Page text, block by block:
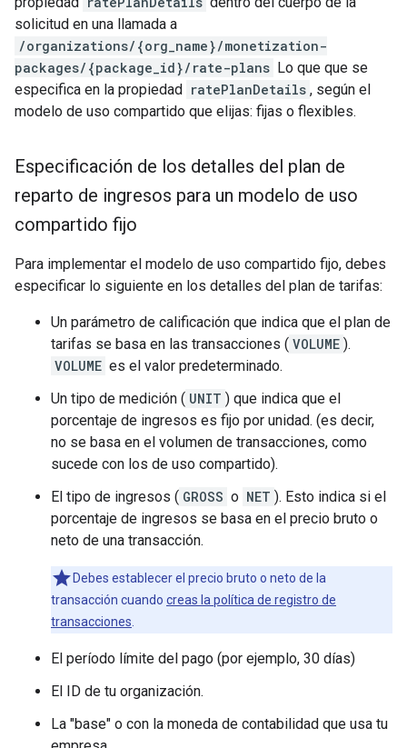
solicitud en una llamada a
/organizations/{org_name}/monetization-
packages/{package_id}/rate-plans Lo que que se
especifica en la propiedad ratePlanDetails , según el
modelo de uso compartido que elijas: fijas o flexibles.
Especificación de los detalles del plan de
reparto de ingresos para un modelo de uso
compartido fijo
Para implementar el modelo de uso compartido fijo, debes
especificar lo siguiente en los detalles del plan de tarifas:
Un parámetro de calificación que indica que el plan de
tarifas se basa en las transacciones ( VOLUME ).
VOLUME es el valor predeterminado.
Un tipo de medición ( UNIT ) que indica que el
porcentaje de ingresos es fijo por unidad. (es decir,
no se basa en el volumen de transacciones, como
sucede con los de uso compartido).
El tipo de ingresos ( GROSS o NET ). Esto indica si el
porcentaje de ingresos se basa en el precio bruto o
neto de una transacción.
Debes establecer el precio bruto o neto de la
transacción cuando creas la política de registro de
transacciones
El período límite del pago (por ejemplo, 30 días)
El ID de tu organización.
La "base" o con la moneda de contabilidad que usa tu